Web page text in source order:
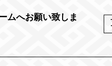
ムへお願い致しま